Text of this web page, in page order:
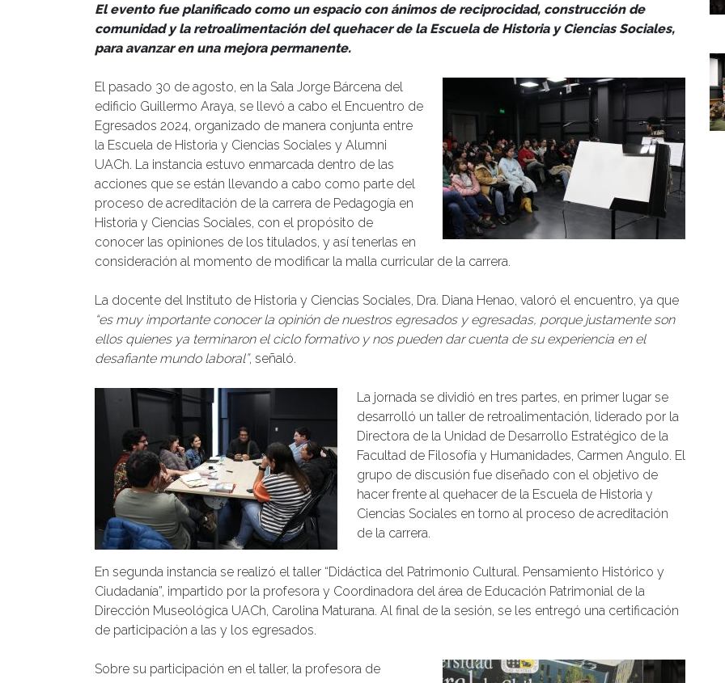
El evento fue planificado como un espacio con ánimos de reciprocidad, construcción de
comunidad y la retroalimentación del quehacer de la Escuela de Historia y Ciencias Sociales,
para avanzar en una mejora permanente.
El pasado 30 de agosto, en la Sala Jorge Bárcena del
edificio Guillermo Araya, se llevó a cabo el Encuentro de
Egresados 2024, organizado de manera conjunta entre
la Escuela de Historia y Ciencias Sociales y Alumni
UACh. La instancia estuvo enmarcada dentro de las
acciones que se están llevando a cabo como parte del
proceso de acreditación de la carrera de Pedagogía en
Historia y Ciencias Sociales, con el propósito de
conocer las opiniones de los titulados, y así tenerlas en
consideración al momento de modificar la malla curricular de la carrera.
La docente del Instituto de Historia y Ciencias Sociales, Dra. Diana Henao, valoró el encuentro, ya que
“es muy importante conocer la opinión de nuestros egresados y egresadas, porque justamente son
ellos quienes ya terminaron el ciclo formativo y nos pueden dar cuenta de su experiencia en el
desafiante mundo laboral”, señaló.
La jornada se dividió en tres partes, en primer lugar se
desarrolló un taller de retroalimentación, liderado por la
Directora de la Unidad de Desarrollo Estratégico de la
Facultad de Filosofía y Humanidades, Carmen Angulo. El
grupo de discusión fue diseñado con el objetivo de
hacer frente al quehacer de la Escuela de Historia y
Ciencias Sociales en torno al proceso de acreditación
de la carrera.
En segunda instancia se realizó el taller “Didáctica del Patrimonio Cultural. Pensamiento Histórico y
Ciudadanía”, impartido por la profesora y Coordinadora del área de Educación Patrimonial de la
Dirección Museológica UACh, Carolina Maturana. Al final de la sesión, se les entregó una certificación
de participación a las y los egresados.
Sobre su participación en el taller, la profesora de